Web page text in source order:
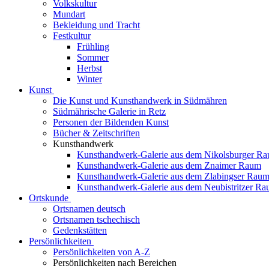
Volkskultur
Mundart
Bekleidung und Tracht
Festkultur
Frühling
Sommer
Herbst
Winter
Kunst
Die Kunst und Kunsthandwerk in Südmähren
Südmährische Galerie in Retz
Personen der Bildenden Kunst
Bücher & Zeitschriften
Kunsthandwerk
Kunsthandwerk-Galerie aus dem Nikolsburger
Kunsthandwerk-Galerie aus dem Znaimer Raum
Kunsthandwerk-Galerie aus dem Zlabingser Raum
Kunsthandwerk-Galerie aus dem Neubistritzer
Ortskunde
Ortsnamen deutsch
Ortsnamen tschechisch
Gedenkstätten
Persönlichkeiten
Persönlichkeiten von A-Z
Persönlichkeiten nach Bereichen